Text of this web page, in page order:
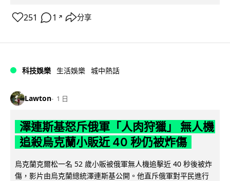
251 1 ↗ 分享
科技娛樂 生活娛樂 城中熱話
Lawton 1 日
澤連斯基怒斥俄軍「人肉狩獵」 無人機
追殺烏克蘭小販近 40 秒仍被炸傷
烏克蘭克爾松一名 52 歲小販被俄軍無人機追擊近 40 秒後被炸
傷，影片由烏克蘭總統澤連斯基公開。他直斥俄軍對平民進行